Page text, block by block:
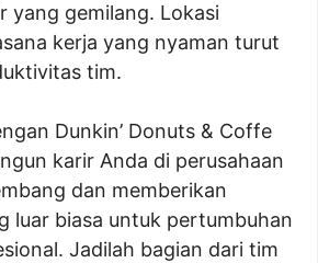
yang gemilang. Lokasi
kerja yang nyaman turut
tim.
Dunkin’ Donuts & Coffe
karir Anda di perusahaan
dan memberikan
luar biasa untuk pertumbuhan
Jadilah bagian dari tim